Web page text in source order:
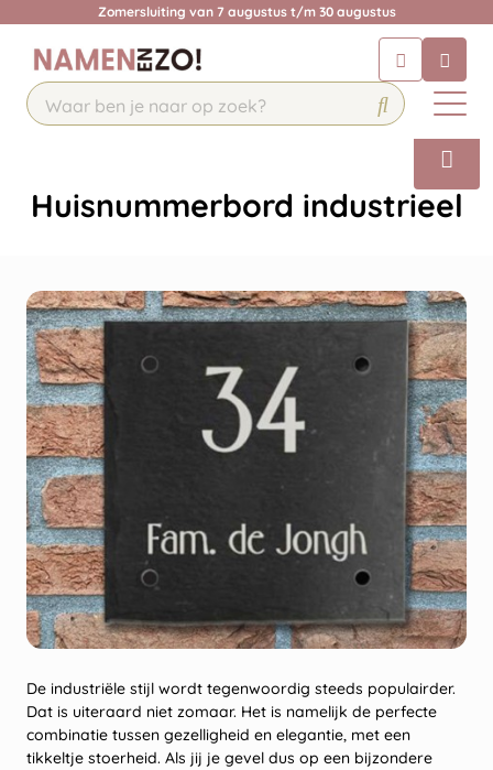
Zomersluiting van 7 augustus t/m 30 augustus
Chatbot
Chat 24/7 met onze chatbot voor
Huisnummerbord industrieel
De industriële stijl wordt tegenwoordig steeds populairder.
Dat is uiteraard niet zomaar. Het is namelijk de perfecte
combinatie tussen gezelligheid en elegantie, met een
tikkeltje stoerheid. Als jij je gevel dus op een bijzondere